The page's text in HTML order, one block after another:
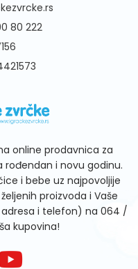
80 222
online prodavnica za
rođendan i novu godinu.
i bebe uz najpovoljije
proizvoda i Vaše
i telefon) na 064 /
kupovina!